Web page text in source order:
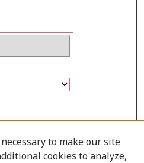
to make our site
cookies to analyze,